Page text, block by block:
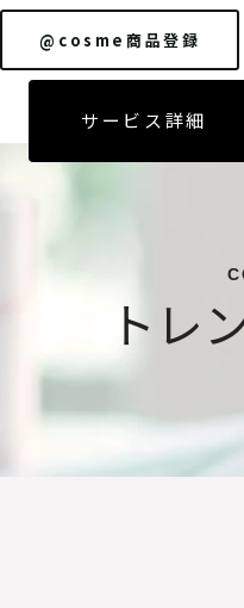
@cosme商品登録
サービス詳細
トレ